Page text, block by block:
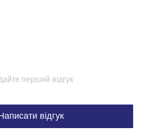
перший відгук
відгук